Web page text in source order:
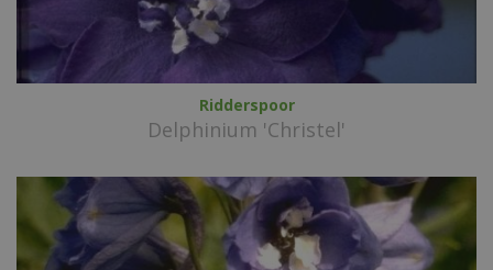
Ridderspoor
Delphinium 'Christel'